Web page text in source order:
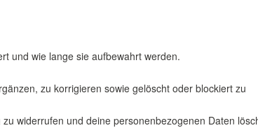
und wie lange sie aufbewahrt werden.
zu korrigieren sowie gelöscht oder blockiert zu
widerrufen und deine personenbezogenen Daten